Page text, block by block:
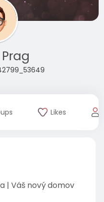
Likes
| Váš nový domov